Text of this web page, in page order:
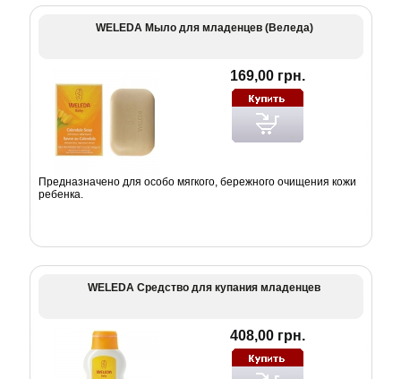
WELEDA Мыло для младенцев (Веледа)
169,00 грн.
Предназначено для особо мягкого, бережного очищения кожи
ребенка.
WELEDA Средство для купания младенцев
408,00 грн.